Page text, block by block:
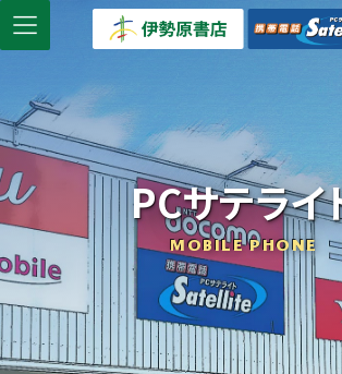
コ
ツ
へ
ス
キ
ッ
プ
シ
ョ
ン
に
移
動
PCサテライ
MOBILE PHONE